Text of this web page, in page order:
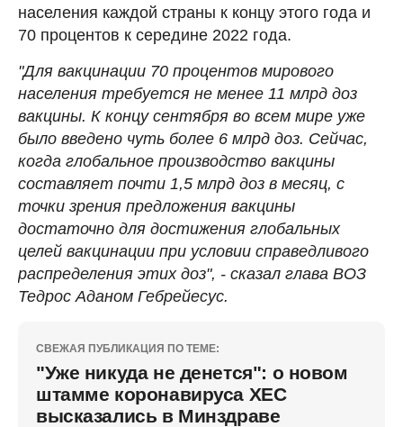
населения каждой страны к концу этого года и
70 процентов к середине 2022 года.
"Для вакцинации 70 процентов мирового
населения требуется не менее 11 млрд доз
вакцины. К концу сентября во всем мире уже
было введено чуть более 6 млрд доз. Сейчас,
когда глобальное производство вакцины
составляет почти 1,5 млрд доз в месяц, с
точки зрения предложения вакцины
достаточно для достижения глобальных
целей вакцинации при условии справедливого
распределения этих доз", - сказал глава ВОЗ
Тедрос Аданом Гебрейесус.
СВЕЖАЯ ПУБЛИКАЦИЯ ПО ТЕМЕ:
"Уже никуда не денется": о новом
штамме коронавируса ХЕС
высказались в Минздраве